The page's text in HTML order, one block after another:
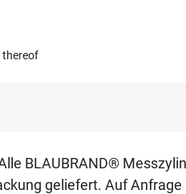
thereof
BLAUBRAND®
geliefert. Auf